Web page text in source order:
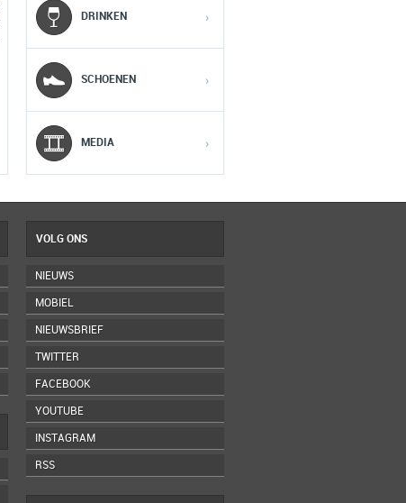
DRINKEN ›
SCHOENEN ›
MEDIA ›
VOLG ONS
NIEUWS
MOBIEL
NIEUWSBRIEF
TWITTER
FACEBOOK
YOUTUBE
INSTAGRAM
RSS